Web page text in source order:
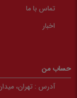
تماس با ما
اخبار
حساب من
آدرس :